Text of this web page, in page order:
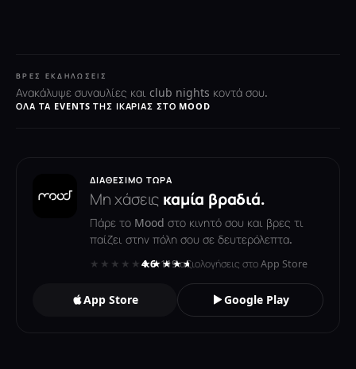
ΒΡΕΣ ΕΚΔΗΛΏΣΕΙΣ
Ανακάλυψε συναυλίες και club nights κοντά σου.
ΌΛΑ ΤΑ EVENTS ΤΗΣ ΙΚΑΡΊΑΣ ΣΤΟ MOOD
ΔΙΑΘΈΣΙΜΟ ΤΏΡΑ
Μη χάσεις καμία βραδιά.
Πάρε το Mood στο κινητό σου και βρες τι
παίζει στην πόλη σου σε δευτερόλεπτα.
★★★★★★★★★★
4.6· 119 αξιολογήσεις στο App Store
App Store Google Play